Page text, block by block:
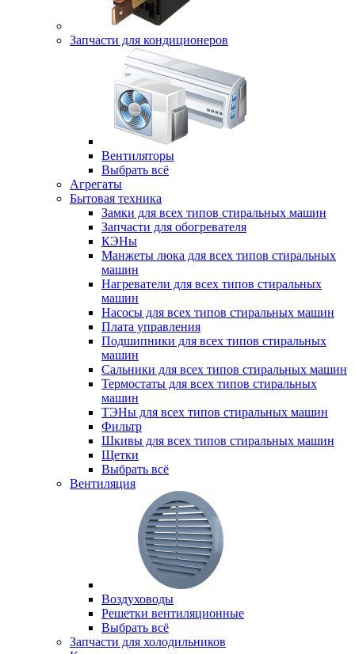
Запчасти для кондиционеров
Вентиляторы
Выбрать всё
Агрегаты
Бытовая техника
Замки для всех типов стиральных машин
Запчасти для обогревателя
КЭНы
Манжеты люка для всех типов стиральных
машин
Нагреватели для всех типов стиральных
машин
Насосы для всех типов стиральных машин
Плата управления
Подшипники для всех типов стиральных
машин
Сальники для всех типов стиральных машин
Термостаты для всех типов стиральных
машин
ТЭНы для всех типов стиральных машин
Фильтр
Шкивы для всех типов стиральных машин
Щетки
Выбрать всё
Вентиляция
Воздуховоды
Решетки вентиляционные
Выбрать всё
Запчасти для холодильников